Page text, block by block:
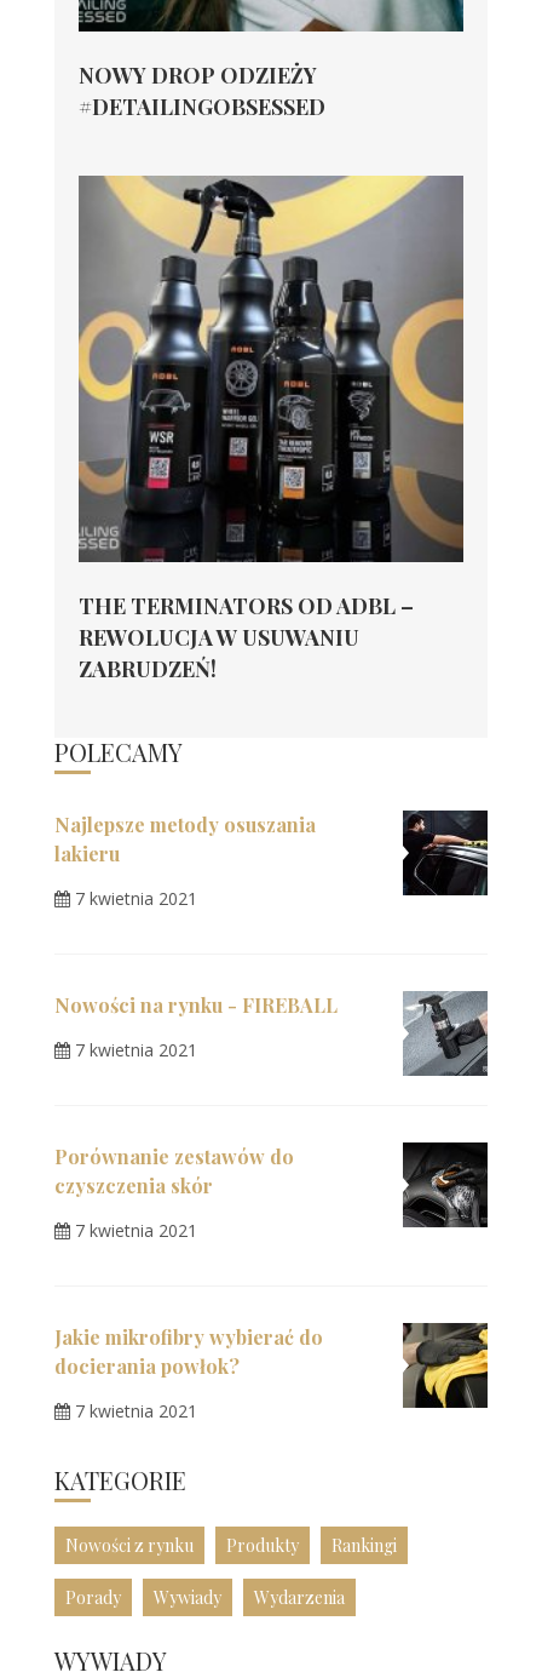
NOWY DROP ODZIEŻY
#DETAILINGOBSESSED
THE TERMINATORS OD ADBL –
REWOLUCJA W USUWANIU
ZABRUDZEŃ!
POLECAMY
Najlepsze metody osuszania
lakieru
7 kwietnia 2021
Nowości na rynku - FIREBALL
7 kwietnia 2021
Porównanie zestawów do
czyszczenia skór
7 kwietnia 2021
Jakie mikrofibry wybierać do
docierania powłok?
7 kwietnia 2021
KATEGORIE
Nowości z rynku Produkty Rankingi
Porady Wywiady Wydarzenia
WYWIADY